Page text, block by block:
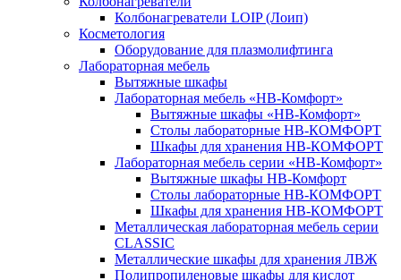
Колбонагреватели LOIP (Лоип)
Косметология
Оборудование для плазмолифтинга
Лабораторная мебель
Вытяжные шкафы
Лабораторная мебель «НВ-Комфорт»
Вытяжные шкафы «НВ-Комфорт»
Столы лабораторные НВ-КОМФОРТ
Шкафы для хранения НВ-КОМФОРТ
Лабораторная мебель серии «НВ-Комфорт»
Вытяжные шкафы НВ-Комфорт
Столы лабораторные НВ-КОМФОРТ
Шкафы для хранения НВ-КОМФОРТ
Металлическая лабораторная мебель серии
CLASSIC
Металлические шкафы для хранения ЛВЖ
Полипропиленовые шкафы для кислот